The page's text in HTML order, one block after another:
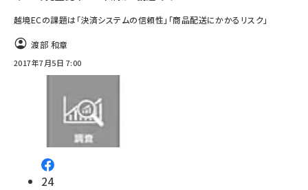
越境ECの課題は「決済システムの信頼性」「商品配送にかかるリスク」
渡部 和章
2017年7月5日 7:00
24